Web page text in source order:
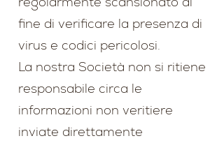
fine di verificare la presenza di
virus e codici pericolosi.
La nostra Società non si ritiene
responsabile circa le
informazioni non veritiere
inviate direttamente